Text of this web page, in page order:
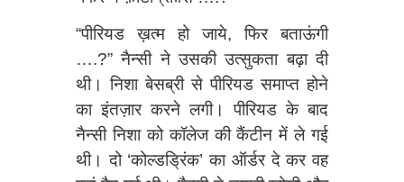
“पीरियड ख़त्म हो जाये, फिर बताऊंगी
….?” नैन्सी ने उसकी उत्सुकता बढ़ा दी
थी। निशा बेसब्री से पीरियड समाप्‍त होने
का इंतज़ार करने लगी। पीरियड के बाद
नैन्सी निशा को कॉलेज की कैंटीन में ले गई
थी। दो ‘कोल्डड्रिंक’ का ऑर्डर दे कर वह